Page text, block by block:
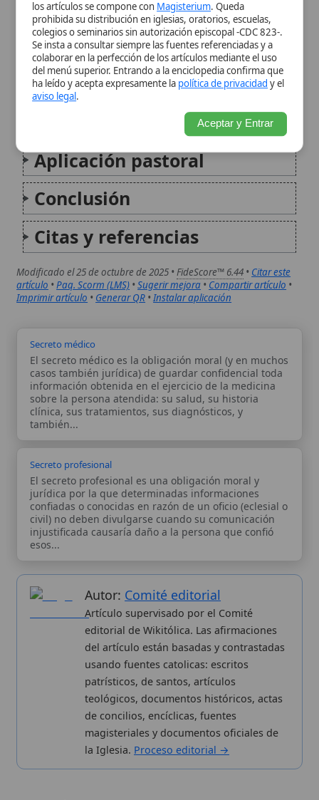
Aplicación pastoral
Conclusión
Citas y referencias
FideScore™ 6.44
Citar este
artículo
Imprimir artículo•Generar QR•Instalar aplicación
Secreto médico
El secreto médico es la obligación moral (y en muchos
casos también jurídica) de guardar confidencial toda
información obtenida en el ejercicio de la medicina
sobre la persona atendida: su salud, su historia
también...
Secreto profesional
confiadas o conocidas en razón de un oficio (eclesial o
civil) no deben divulgarse cuando su comunicación
injustificada causaría daño a la persona que confió
esos...
Autor:
usando fuentes catolicas: escritos
patrísticos, de santos, artículos
teológicos, documentos históricos, actas
de concilios, encíclicas, fuentes
Wikitólica © 2026. Enciclopedia del patrimonio doctrinal,
histórico y litúrgico de la Iglesia Católica. Parte de la red formativa
analíticas anónimas. LicenciaCC BY-SA(texto). Editado en
Valencia, España.ISSN: 3101-7339 . Bajo el patrocinio de San
Sobre nosotros
Proceso editorial
Publicación seriada
Datos abiertos
Estadísticas
Aviso legal
Política de privacidad
Categorias
Más visitados
Nuevas entradas
Cambios recientes
Aplicaciones
Kit de Prensa
Widgets para tu web